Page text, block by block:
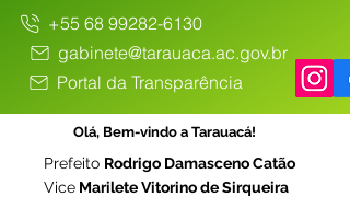
+55 68 99282-6130
gabinete@tarauaca.ac.gov.br
Portal da Transparência
Olá, Bem-vindo a Tarauacá!
Prefeito Rodrigo Damasceno Catão
Vice Marilete Vitorino de Sirqueira